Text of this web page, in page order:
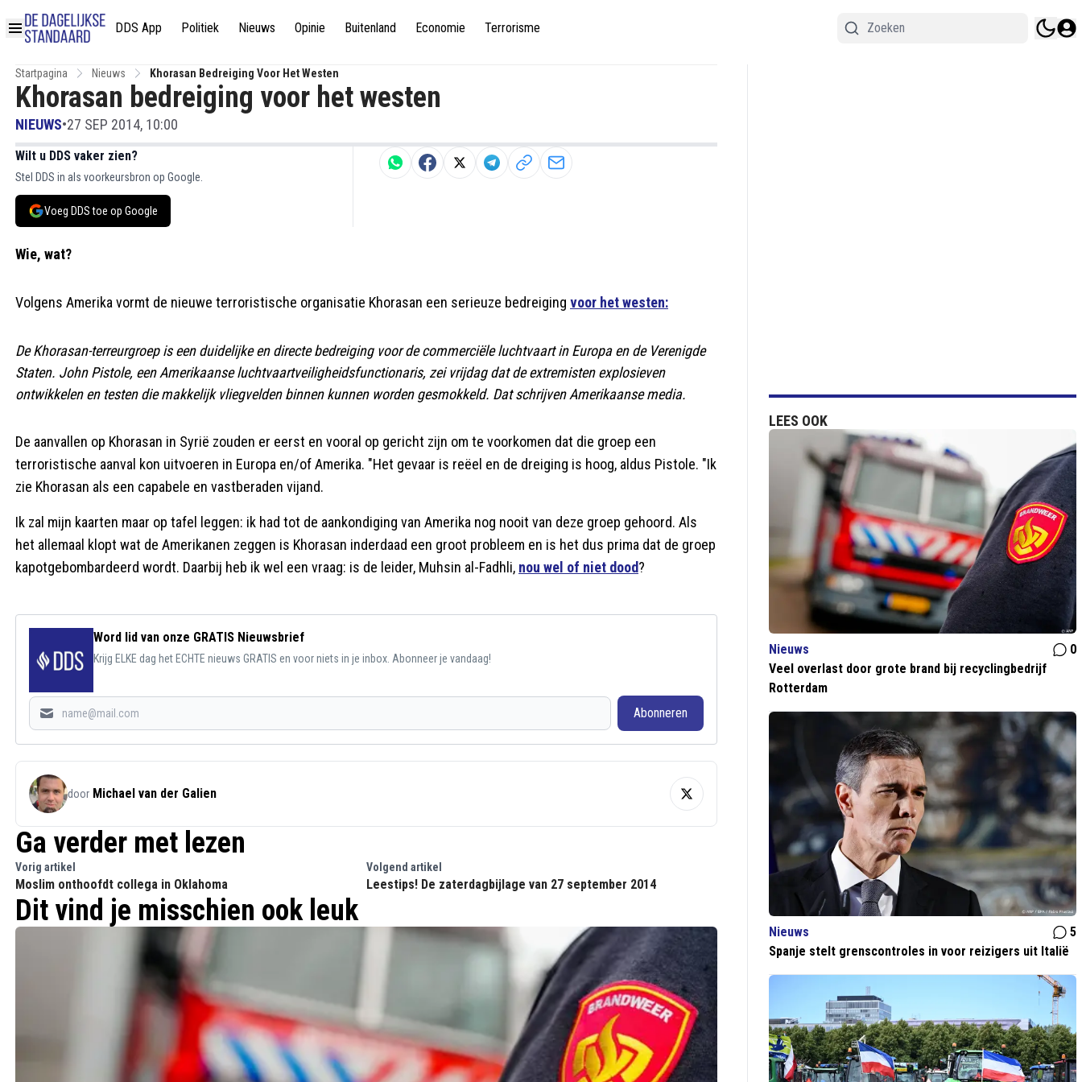
DDS App Politiek Nieuws Opinie Buitenland Economie Terrorisme
Startpagina Nieuws Khorasan Bedreiging Voor Het Westen
Khorasan bedreiging voor het westen
NIEUWS•27 SEP 2014, 10:00
Wilt u DDS vaker zien?
Stel DDS in als voorkeursbron op Google.
Voeg DDS toe op Google
Wie, wat?
Volgens Amerika vormt de nieuwe terroristische organisatie Khorasan een serieuze bedreiging voor het westen:
De Khorasan-terreurgroep is een duidelijke en directe bedreiging voor de commerciële luchtvaart in Europa en de Verenigde
Staten. John Pistole, een Amerikaanse luchtvaartveiligheidsfunctionaris, zei vrijdag dat de extremisten explosieven
ontwikkelen en testen die makkelijk vliegvelden binnen kunnen worden gesmokkeld. Dat schrijven Amerikaanse media.
De aanvallen op Khorasan in Syrië zouden er eerst en vooral op gericht zijn om te voorkomen dat die groep een
terroristische aanval kon uitvoeren in Europa en/of Amerika. "Het gevaar is reëel en de dreiging is hoog, aldus Pistole. "Ik
zie Khorasan als een capabele en vastberaden vijand.
Ik zal mijn kaarten maar op tafel leggen: ik had tot de aankondiging van Amerika nog nooit van deze groep gehoord. Als
het allemaal klopt wat de Amerikanen zeggen is Khorasan inderdaad een groot probleem en is het dus prima dat de groep
kapotgebombardeerd wordt. Daarbij heb ik wel een vraag: is de leider, Muhsin al-Fadhli, nou wel of niet dood?
Word lid van onze GRATIS Nieuwsbrief
Krijg ELKE dag het ECHTE nieuws GRATIS en voor niets in je inbox. Abonneer je vandaag!
Abonneren
door Michael van der Galien
Ga verder met lezen
Vorig artikel
Moslim onthoofdt collega in Oklahoma
Volgend artikel
Leestips! De zaterdagbijlage van 27 september 2014
Dit vind je misschien ook leuk
LEES OOK
Nieuws
0
Veel overlast door grote brand bij recyclingbedrijf
Rotterdam
Nieuws
5
Spanje stelt grenscontroles in voor reizigers uit Italië